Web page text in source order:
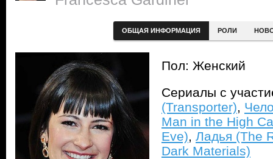
ОБЩАЯ ИНФОРМАЦИЯ РОЛИ
Пол: Женский
Сериалы с
(Transporter),
Man in the High
Eve), Ладья (The
Dark Materials)